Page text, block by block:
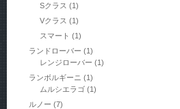
Sクラス (1)
Vクラス (1)
スマート (1)
ランドローバー (1)
レンジローバー (1)
ランボルギーニ (1)
ムルシエラゴ (1)
ルノー (7)